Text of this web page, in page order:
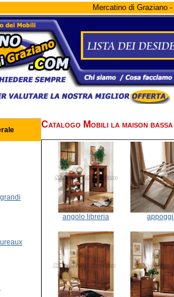
Mercatino di Graziano
Catalogo Mobili la maison
angolo libreria